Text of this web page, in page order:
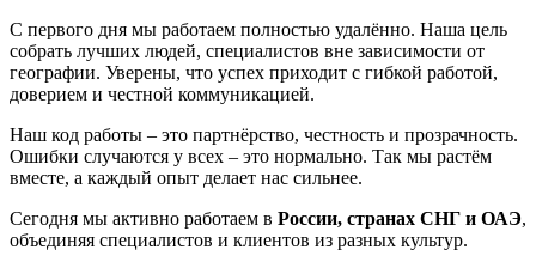
С первого дня мы работаем полностью удалённо. Наша цель
собрать лучших людей, специалистов вне зависимости от
географии. Уверены, что успех приходит с гибкой работой,
доверием и честной коммуникацией.
Наш код работы – это партнёрство, честность и прозрачность.
Ошибки случаются у всех – это нормально. Так мы растём
вместе, а каждый опыт делает нас сильнее.
Сегодня мы активно работаем в России, странах СНГ и ОАЭ,
объединяя специалистов и клиентов из разных культур.